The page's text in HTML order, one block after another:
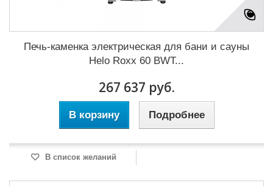
Печь-каменка электрическая для бани и сауны
Helo Roxx 60 BWT...
267 637 руб.
В корзину Подробнее
В список желаний